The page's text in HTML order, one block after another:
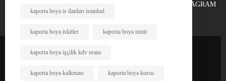
kaporta boya is ilanları istanbul
kaporta boya iskitler kaporta boya izmir
kaporta boya işçilik kdv oranı
kaporta boya kalkması kaporta boya kursu
INSTAGRAM